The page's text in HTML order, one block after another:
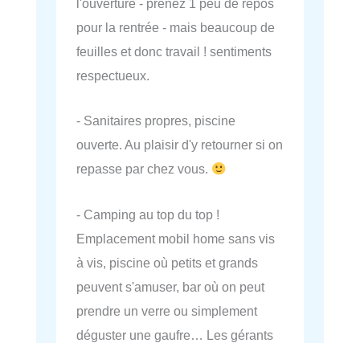
l'ouverture - prenez 1 peu de repos
pour la rentrée - mais beaucoup de
feuilles et donc travail ! sentiments
respectueux.
- Sanitaires propres, piscine
ouverte. Au plaisir d'y retourner si on
repasse par chez vous.
- Camping au top du top !
Emplacement mobil home sans vis
à vis, piscine où petits et grands
peuvent s'amuser, bar où on peut
prendre un verre ou simplement
déguster une gaufre… Les gérants